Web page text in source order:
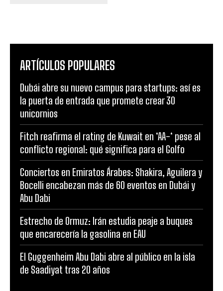
ARTÍCULOS POPULARES
Dubái abre su nuevo campus para startups: así es
la puerta de entrada que promete crear 30
unicornios
Fitch reafirma el rating de Kuwait en ‘AA-‘ pese al
conflicto regional: qué significa para el Golfo
Conciertos en Emiratos Árabes: Shakira, Aguilera y
Bocelli encabezan más de 60 eventos en Dubái y
Abu Dabi
Estrecho de Ormuz: Irán estudia peaje a buques
que encarecería la gasolina en EAU
El Guggenheim Abu Dabi abre al público en la isla
de Saadiyat tras 20 años